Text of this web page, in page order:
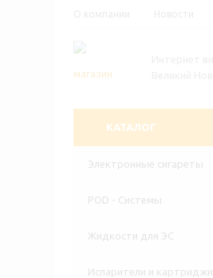
КАТАЛОГ
Электронные сигареты
POD - Системы
Жидкости для ЭС
Испарители и картриджи